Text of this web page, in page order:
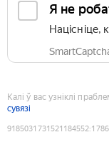
Я не
Націсніце,
Калі ў вас узніклі
сувязі
9185031731521184552: